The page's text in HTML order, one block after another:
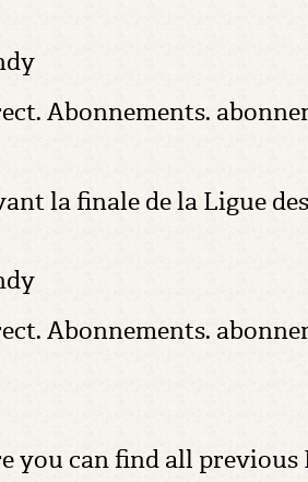
Abonnements.
la finale de la Ligue
Abonnements.
you can find all